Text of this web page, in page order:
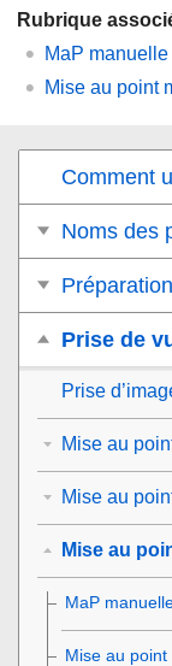
Rubrique
MaP manuelle
Mise au point
Comment
Noms des
Prise de
Prise
Mise au
Mise au
Mise au
MaP
Mise au